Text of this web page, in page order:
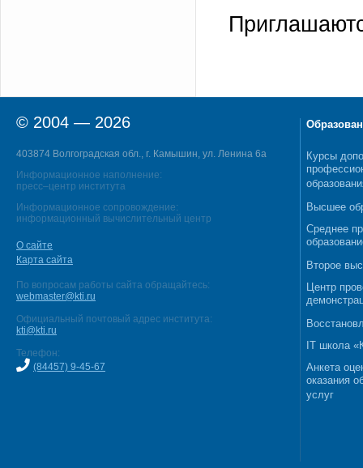
© 2004 — 2026
403874 Волгоградская обл., г. Камышин, ул. Ленина 6а
Информационное наполнение:
пресс–центр института
Информационное сопровождение:
информационный вычислительный центр
О сайте
Карта сайта
По вопросам работы сайта обращайтесь:
webmaster@kti.ru
Официальный почтовый адрес института:
kti@kti.ru
Телефон:
(84457) 9-45-67
Курсы
Высшее
Среднее
Второе
Центр
IT школа
Анкета
оказания
услуг